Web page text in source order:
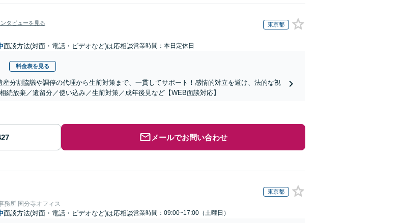
ンタビューを見る 東京都
面談方法(対面・電話・ビデオなど)は応相談営業時間：本日定休日
料金表を見る
産分割協議や調停の代理から生前対策まで、一貫してサポート！感情的対立を避け、法的な視
続放棄／遺留分／使い込み／生前対策／成年後見など【WEB面談対応】
メールでお問い合わせ
東京都
務所 国分寺オフィス
面談方法(対面・電話・ビデオなど)は応相談営業時間：09:00~17:00（土曜日）